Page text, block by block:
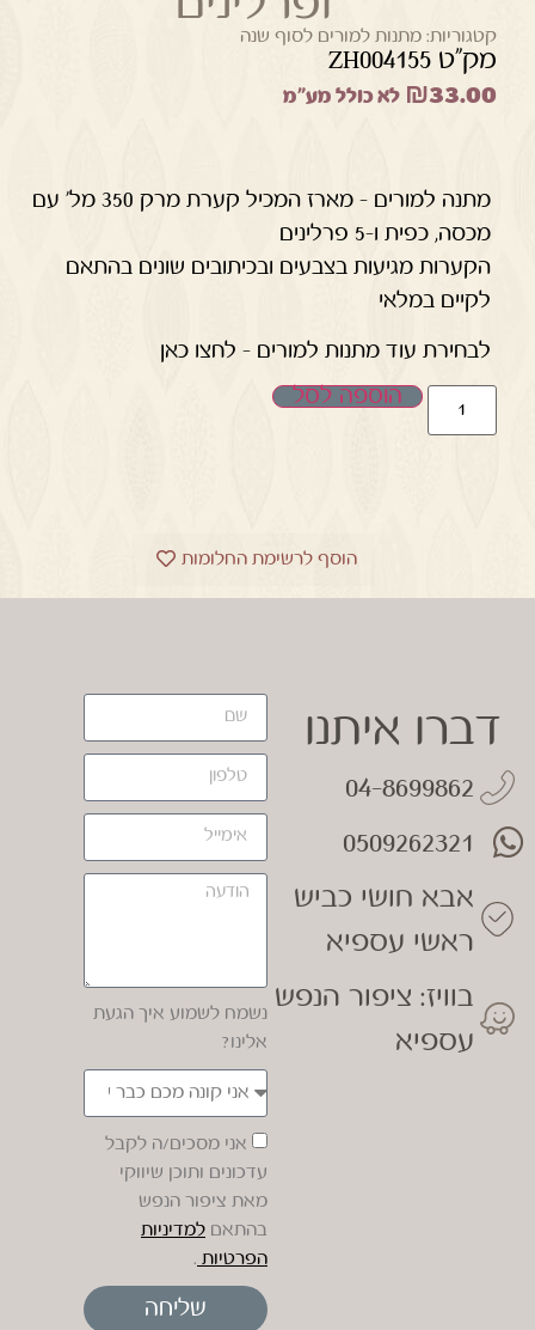
קטגוריות: מתנות למורים לסוף שנה
מק"ט ZH004155
₪33.00 לא כולל מע"מ
מתנה למורים – מארז המכיל קערת מרק 350 מל' עם
מכסה, כפית ו-5 פרלינים
הקערות מגיעות בצבעים ובכיתובים שונים בהתאם
לקיים במלאי
לבחירת עוד מתנות למורים – לחצו כאן
הוספה לסל
הוסף לרשימת החלומות
דברו איתנו
04-8699862
0509262321
אבא חושי כביש
ראשי עספיא
בוויז: ציפור הנפש
עספיא
נשמח לשמוע איך הגעת
אלינו?
אני מסכים/ה לקבל
עדכונים ותוכן שיווקי
מאת ציפור הנפש
בהתאם למדיניות
הפרטיות .
שליחה